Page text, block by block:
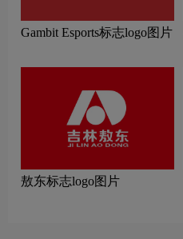
Gambit Esports标志logo图片
敖东标志logo图片